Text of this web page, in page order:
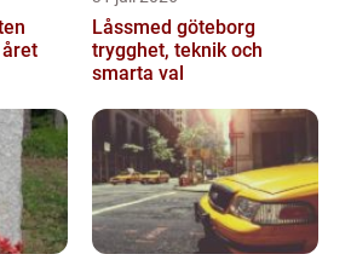
Låssmed göteborg
trygghet, teknik och
smarta val